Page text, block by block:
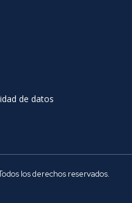
de datos
los derechos reservados.